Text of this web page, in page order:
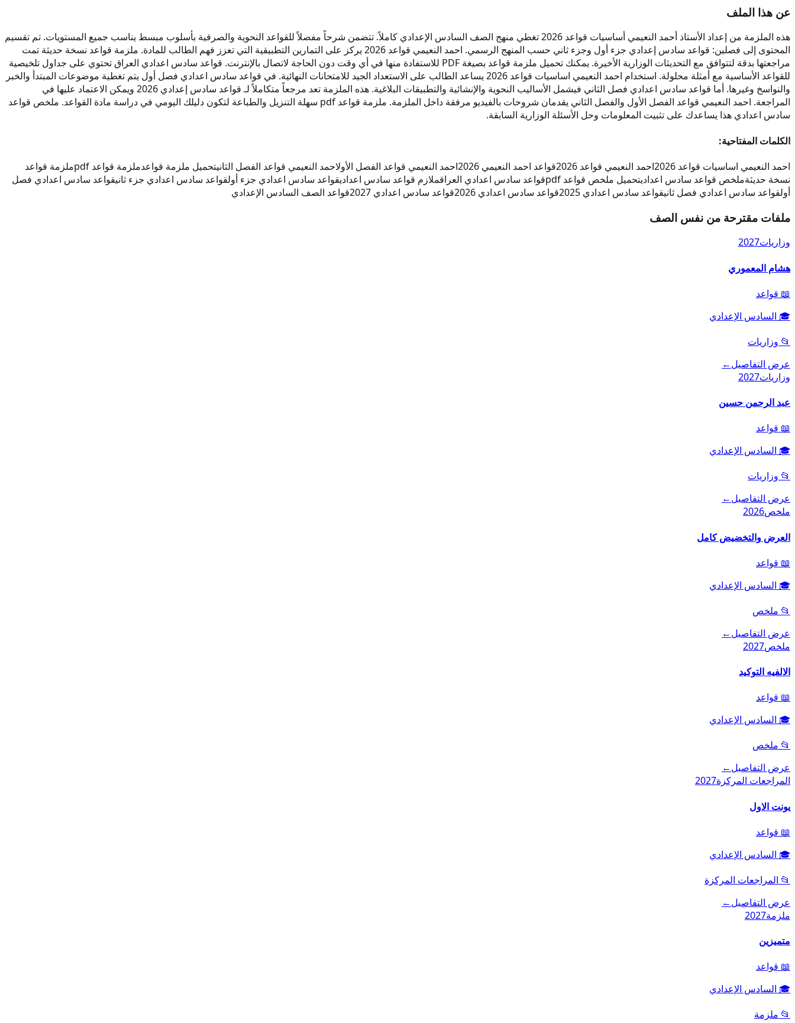
عن هذا الملف
هذه الملزمة من إعداد الأستاذ أحمد النعيمي أساسيات قواعد 2026 تغطي منهج الصف السادس الإعدادي كاملاً. تتضمن شرحاً مفصلاً للقواعد النحوية والصرفية بأسلوب مبسط يناسب جميع المستويات. تم تقسيم
المحتوى إلى فصلين: قواعد سادس إعدادي جزء أول وجزء ثاني حسب المنهج الرسمي. احمد النعيمي قواعد 2026 يركز على التمارين التطبيقية التي تعزز فهم الطالب للمادة. ملزمة قواعد نسخة حديثة تمت
مراجعتها بدقة لتتوافق مع التحديثات الوزارية الأخيرة. يمكنك تحميل ملزمة قواعد بصيغة PDF للاستفادة منها في أي وقت دون الحاجة لاتصال بالإنترنت. قواعد سادس اعدادي العراق تحتوي على جداول تلخيصية
للقواعد الأساسية مع أمثلة محلولة. استخدام احمد النعيمي اساسيات قواعد 2026 يساعد الطالب على الاستعداد الجيد للامتحانات النهائية. في قواعد سادس اعدادي فصل أول يتم تغطية موضوعات المبتدأ والخبر
والنواسخ وغيرها. أما قواعد سادس اعدادي فصل الثاني فيشمل الأساليب النحوية والإنشائية والتطبيقات البلاغية. هذه الملزمة تعد مرجعاً متكاملاً لـ قواعد سادس إعدادي 2026 ويمكن الاعتماد عليها في
المراجعة. احمد النعيمي قواعد الفصل الأول والفصل الثاني يقدمان شروحات بالفيديو مرفقة داخل الملزمة. ملزمة قواعد pdf سهلة التنزيل والطباعة لتكون دليلك اليومي في دراسة مادة القواعد. ملخص قواعد
سادس اعدادي هذا يساعدك على تثبيت المعلومات وحل الأسئلة الوزارية السابقة.
الكلمات المفتاحية:
احمد النعيمي اساسيات قواعد 2026
احمد النعيمي قواعد 2026 قواعد احمد النعيمي 2026 احمد النعيمي قواعد الفصل الأولاحمد النعيمي قواعد الفصل الثانيتحميل ملزمة قواعدملزمة قواعد pdf
ملزمة قواعد
نسخة حديثةملخص قواعد سادس اعداديتحميل ملخص قواعد pdf قواعد سادس اعدادي العراقملازم قواعد سادس اعداديقواعد سادس اعدادي جزء أولقواعد سادس اعدادي جزء ثانيقواعد سادس اعدادي فصل
أولقواعد سادس اعدادي فصل ثانيقواعد سادس اعدادي 2025 قواعد سادس اعدادي 2026 قواعد سادس اعدادي 2027 قواعد الصف السادس الإعدادي
ملفات مقترحة من نفس الصف
وزاريات2027
هشام المعموري
📖 قواعد
🎓 السادس الإعدادي
📂 وزاريات
عرض التفاصيل←
وزاريات2027
عبد الرحمن حسين
📖 قواعد
🎓 السادس الإعدادي
📂 وزاريات
عرض التفاصيل←
ملخص2026
العرض والتخضيض كامل
📖 قواعد
🎓 السادس الإعدادي
📂 ملخص
عرض التفاصيل←
ملخص2027
الالفيه التوكيد
📖 قواعد
🎓 السادس الإعدادي
📂 ملخص
عرض التفاصيل←
المراجعات المركزة2027
يونت الاول
📖 قواعد
🎓 السادس الإعدادي
📂 المراجعات المركزة
عرض التفاصيل←
ملزمة2027
متميزين
📖 قواعد
🎓 السادس الإعدادي
📂 ملزمة